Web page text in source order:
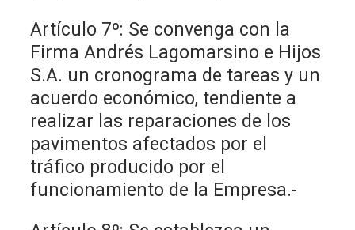
Artículo 7º: Se convenga con la
Firma Andrés Lagomarsino e Hijos
S.A. un cronograma de tareas y un
acuerdo económico, tendiente a
realizar las reparaciones de los
pavimentos afectados por el
tráfico producido por el
funcionamiento de la Empresa.-